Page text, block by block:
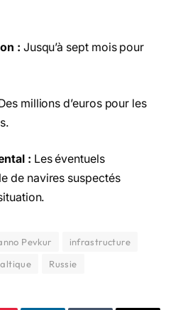
: Jusqu’à sept mois pour
millions d’euros pour les
: Les éventuels
de navires suspectés
Pevkur
infrastructure
Russie